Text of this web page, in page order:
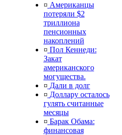
¤ Американцы
потеряли $2
триллиона
пенсионных
накоплений
¤ Пол Кеннеди:
Закат
американского
могущества.
¤ Дали в долг
¤ Доллару осталось
гулять считанные
месяцы
¤ Барак Обама:
финансовая